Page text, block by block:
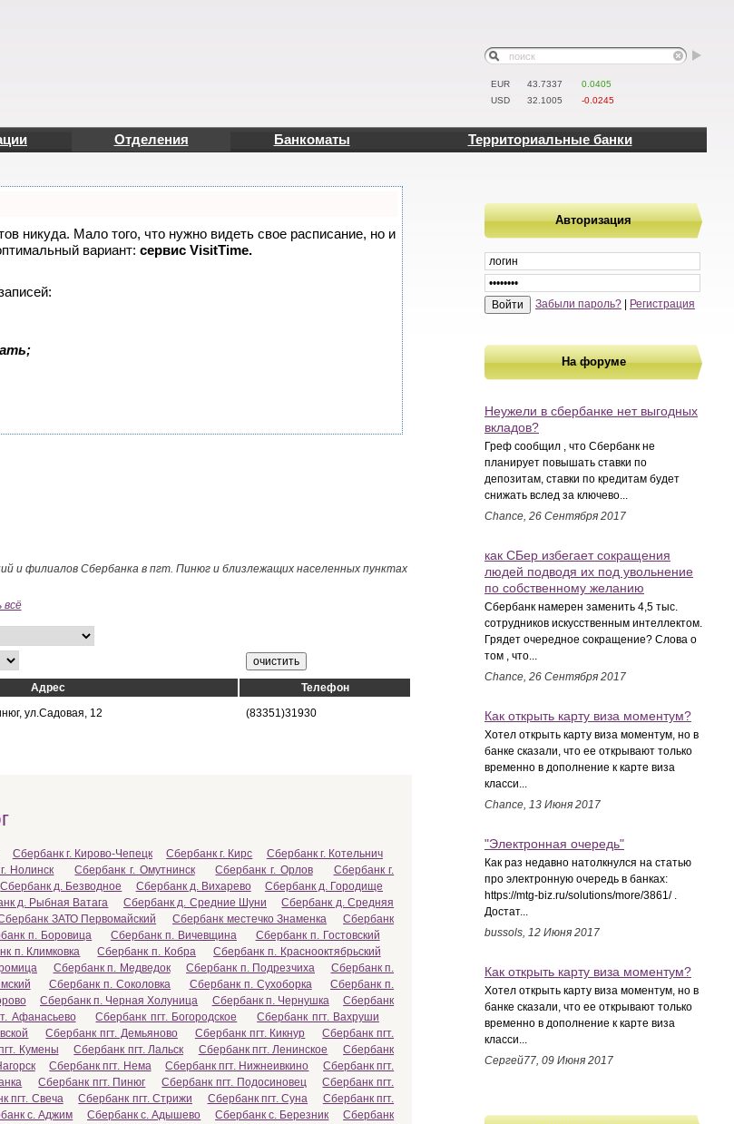
EUR 43.7337
0.0405
USD
32.1005 -0.0245
Отделения Банкоматы Территориальные банки
Авторизация
Забыли пароль? Регистрация
На форуме
Неужели в сбербанке нет выгодных
вкладов?
Греф сообщил , что Сбербанк не
планирует повышать ставки по
депозитам, ставки по кредитам будет
снижать вслед за ключево...
Chance, 26 Сентября 2017
как СБер избегает сокращения
людей подводя их под увольнение
по собственному желанию
Сбербанк намерен заменить 4,5 тыс.
сотрудников искусственным интеллектом.
Грядет очередное сокращение? Слова о
том , что...
Chance, 26 Сентября 2017
Как открыть карту виза моментум?
Хотел открыть карту виза моментум, но в
банке сказали, что ее открывают только
временно в дополнение к карте виза
класси...
Chance, 13 Июня 2017
"Электронная очередь"
Как раз недавно натолкнулся на статью
про электронную очередь в банках:
https://mtg-biz.ru/solutions/more/3861/ .
Достат...
bussols, 12 Июня 2017
Как открыть карту виза моментум?
Хотел открыть карту виза моментум, но в
банке сказали, что ее открывают только
временно в дополнение к карте виза
класси...
Сергей77, 09 Июня 2017
никуда. Мало того, что нужно видеть свое расписание, но и
вариант: сервис VisitTime.
и филиалов Сбербанка в пгт. Пинюг и близлежащих населенных пунктах
всё
Адрес
Телефон
ул.Садовая, 12 (83351)31930
Сбербанк г. Кирово-Чепецк Сбербанк г. Кирс
Сбербанк г. Котельнич
Нолинск Сбербанк г. Омутнинск Сбербанк г. Орлов
Сбербанк г.
Сбербанк д. Безводное Сбербанк д. Вихарево
Сбербанк д. Городище
д. Рыбная Ватага Сбербанк д. Средние Шуни
Сбербанк д. Средняя
ЗАТО Первомайский Сбербанк местечко Знаменка
Сбербанк
п. Боровица Сбербанк п. Вичевщина
Сбербанк п. Гостовский
п. Климковка Сбербанк п. Кобра
Сбербанк п. Краснооктябрьский
Сбербанк п. Медведок Сбербанк п. Подрезчиха
Сбербанк п.
Сбербанк п. Соколовка Сбербанк п. Сухоборка
Сбербанк п.
Сбербанк п. Черная Холуница Сбербанк п. Чернушка
Сбербанк
Афанасьево Сбербанк пгт. Богородское
Сбербанк пгт. Вахруши
Сбербанк пгт. Демьяново Сбербанк пгт. Кикнур
Сбербанк пгт.
Кумены Сбербанк пгт. Лальск Сбербанк пгт. Ленинское
Сбербанк
Сбербанк пгт. Нема Сбербанк пгт. Нижнеивкино
Сбербанк пгт.
Сбербанк пгт. Пинюг Сбербанк пгт. Подосиновец
Сбербанк пгт.
пгт. Свеча Сбербанк пгт. Стрижи Сбербанк пгт. Суна
Сбербанк пгт.
с. Аджим Сбербанк с. Адышево Сбербанк с. Березник
Сбербанк